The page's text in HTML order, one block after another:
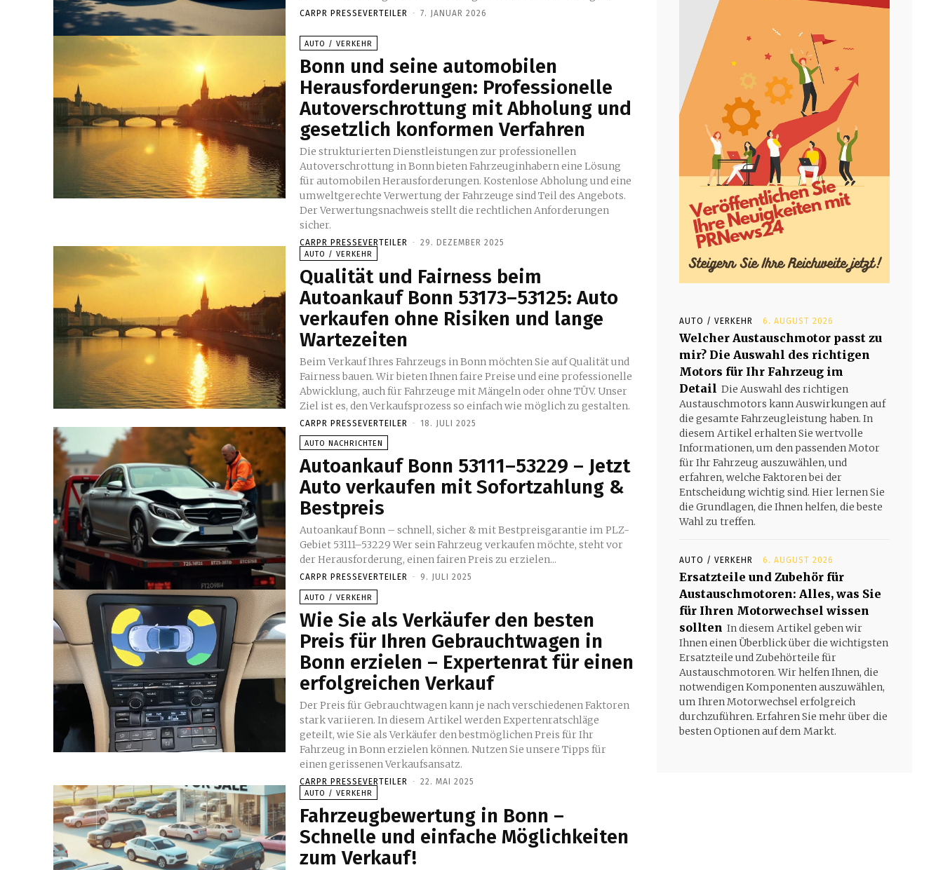
CARPR PRESSEVERTEILER - 7. JANUAR 2026
AUTO / VERKEHR
Bonn und seine automobilen
Herausforderungen: Professionelle
Autoverschrottung mit Abholung und
gesetzlich konformen Verfahren
Die strukturierten Dienstleistungen zur professionellen
Autoverschrottung in Bonn bieten Fahrzeuginhabern eine Lösung
für automobilen Herausforderungen. Kostenlose Abholung und eine
umweltgerechte Verwertung der Fahrzeuge sind Teil des Angebots.
Der Verwertungsnachweis stellt die rechtlichen Anforderungen
sicher.
CARPR PRESSEVERTEILER - 29. DEZEMBER 2025
AUTO / VERKEHR
Qualität und Fairness beim
Autoankauf Bonn 53173–53125: Auto
verkaufen ohne Risiken und lange
Wartezeiten
Beim Verkauf Ihres Fahrzeugs in Bonn möchten Sie auf Qualität und
Fairness bauen. Wir bieten Ihnen faire Preise und eine professionelle
Abwicklung, auch für Fahrzeuge mit Mängeln oder ohne TÜV. Unser
Ziel ist es, den Verkaufsprozess so einfach wie möglich zu gestalten.
CARPR PRESSEVERTEILER - 18. JULI 2025
AUTO NACHRICHTEN
Autoankauf Bonn 53111–53229 – Jetzt
Auto verkaufen mit Sofortzahlung &
Bestpreis
Autoankauf Bonn – schnell, sicher & mit Bestpreisgarantie im PLZ-
Gebiet 53111–53229 Wer sein Fahrzeug verkaufen möchte, steht vor
der Herausforderung, einen fairen Preis zu erzielen...
CARPR PRESSEVERTEILER - 9. JULI 2025
AUTO / VERKEHR
Wie Sie als Verkäufer den besten
Preis für Ihren Gebrauchtwagen in
Bonn erzielen – Expertenrat für einen
erfolgreichen Verkauf
Der Preis für Gebrauchtwagen kann je nach verschiedenen Faktoren
stark variieren. In diesem Artikel werden Expertenratschläge
geteilt, wie Sie als Verkäufer den bestmöglichen Preis für Ihr
Fahrzeug in Bonn erzielen können. Nutzen Sie unsere Tipps für
einen gerissenen Verkaufsansatz.
CARPR PRESSEVERTEILER - 22. MAI 2025
AUTO / VERKEHR
Fahrzeugbewertung in Bonn –
Schnelle und einfache Möglichkeiten
zum Verkauf!
AUTO / VERKEHR 6. AUGUST 2026
Welcher Austauschmotor passt zu
mir? Die Auswahl des richtigen
Motors für Ihr Fahrzeug im
Detail Die Auswahl des richtigen
Austauschmotors kann Auswirkungen auf
die gesamte Fahrzeugleistung haben. In
diesem Artikel erhalten Sie wertvolle
Informationen, um den passenden Motor
für Ihr Fahrzeug auszuwählen, und
erfahren, welche Faktoren bei der
Entscheidung wichtig sind. Hier lernen Sie
die Grundlagen, die Ihnen helfen, die beste
Wahl zu treffen.
AUTO / VERKEHR 6. AUGUST 2026
Ersatzteile und Zubehör für
Austauschmotoren: Alles, was Sie
für Ihren Motorwechsel wissen
sollten In diesem Artikel geben wir
Ihnen einen Überblick über die wichtigsten
Ersatzteile und Zubehörteile für
Austauschmotoren. Wir helfen Ihnen, die
notwendigen Komponenten auszuwählen,
um Ihren Motorwechsel erfolgreich
durchzuführen. Erfahren Sie mehr über die
besten Optionen auf dem Markt.